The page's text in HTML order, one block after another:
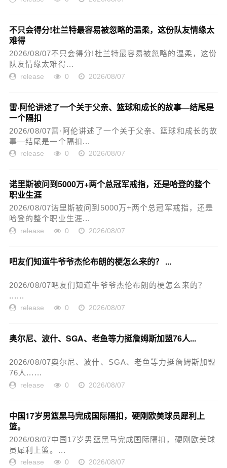
不只会得分!杜兰特最容易被忽略的温柔，这份队友情缘太
难得
2026/08/07不只会得分!杜兰特最容易被忽略的温柔，这份
队友情缘太难得...
release 0 2026/08/07
雷·阿伦讲述了一个关于父亲、篮球和成长的故事—结尾是
一个隔扣
2026/08/07雷·阿伦讲述了一个关于父亲、篮球和成长的故
事—结尾是一个隔扣...
release 0 2026/08/07
诺里斯被问到5000万+两个总冠军戒指，还是哈登的整个
职业生涯
2026/08/07诺里斯被问到5000万+两个总冠军戒指，还是
哈登的整个职业生涯...
release 0 2026/08/07
吧友们知道牛爷爷杰伦布朗的梗怎么来的？ ...
2026/08/07吧友们知道牛爷爷杰伦布朗的梗怎么来的？
......
release 0 2026/08/07
奥尔尼、波什、SGA、老鱼等力挺詹姆斯加盟76人...
2026/08/07奥尔尼、波什、SGA、老鱼等力挺詹姆斯加盟
76人......
release 0 2026/08/07
中国17岁男篮黑马完成国际隔扣，硬刚欧美球员犀利上
篮。
2026/08/07中国17岁男篮黑马完成国际隔扣，硬刚欧美球
员犀利上篮。...
release 0 2026/08/07